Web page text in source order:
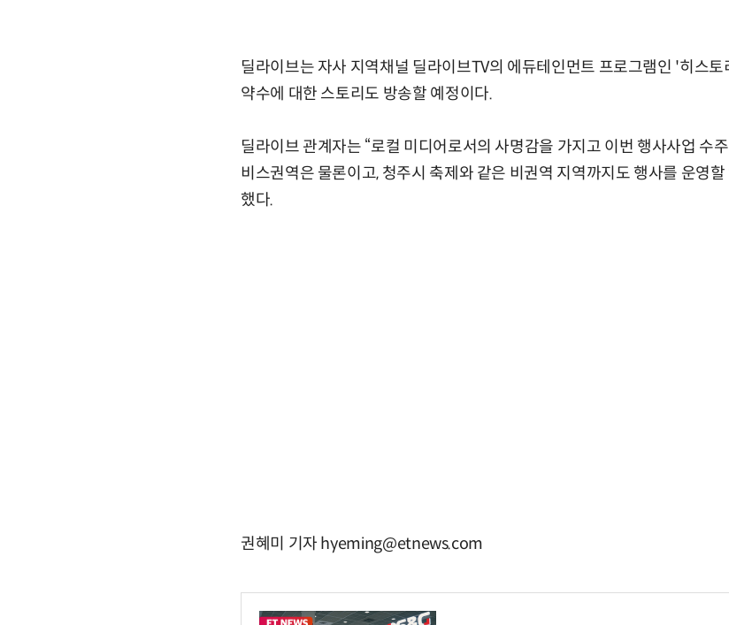
딜라이브는 자사 지역채널 딜라이브TV의 에듀테인먼트 프로그램인 '히스
약수에 대한 스토리도 방송할 예정이다.
딜라이브 관계자는 “로컬 미디어로서의 사명감을 가지고 이번 행사사업 수
비스권역은 물론이고, 청주시 축제와 같은 비권역 지역까지도 행사를 운영
했다.
권혜미 기자 hyeming@etnews.com